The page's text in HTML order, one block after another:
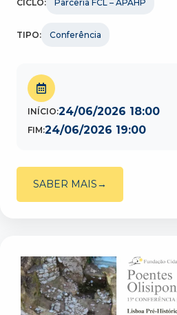
CICLO: Parceria FCL – APAHP
TIPO: Conferência
INÍCIO:24/06/2026 18:00
FIM:24/06/2026 19:00
SABER MAIS